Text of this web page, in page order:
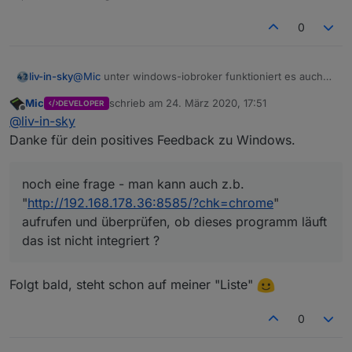
0
liv-in-sky@Mic unter windows-iobroker funktioniert es auch
noch eine frage - man kann auch z.b.
"
und überprüfen, ob dieses programm läuft
das ist nicht integriert ?
Offline
Mic DEVELOPER schrieb am 24. März 2020, 17:51
zuletzt editiert von
@liv-in-sky
Danke für dein positives Feedback zu Windows.
noch eine frage - man kann auch z.b.
"http://192.168.178.36:8585/?chk=chrome"
aufrufen und überprüfen, ob dieses programm läuft
das ist nicht integriert ?
Folgt bald, steht schon auf meiner "Liste"
0